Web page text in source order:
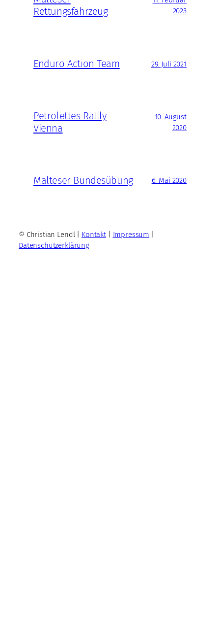
Rettungsfahrzeug
2023
Enduro Action Team 29. Juli 2021
Petrolettes Rällly
Vienna
10. August
2020
Malteser Bundesübung 6. Mai 2020
© Christian Lendl | Kontakt| Impressum
Datenschutzerklärung